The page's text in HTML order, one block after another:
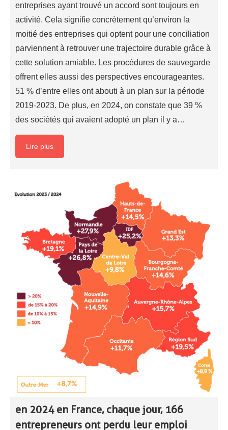
entreprises ayant trouvé un accord sont toujours en
activité. Cela signifie concrètement qu’environ la
moitié des entreprises qui optent pour une conciliation
parviennent à retrouver une trajectoire durable grâce à
cette solution amiable. Les procédures de sauvegarde
offrent elles aussi des perspectives encourageantes.
51 % d’entre elles ont abouti à un plan sur la période
2019-2023. De plus, en 2024, on constate que 39 %
des sociétés qui avaient adopté un plan il y a…
Lire plus
en 2024 en France, chaque jour, 166
entrepreneurs ont perdu leur emploi